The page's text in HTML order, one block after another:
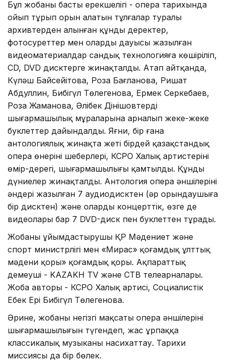
Бұл жобаның басты ерекшелігі - опера тарихында
ойып тұрып орын алатын тұлғалар туралы
архивтерден алынған құнды деректер,
фотосуреттер мен олардың дауысы жазылған
видеоматериалдар сандық технологияға көшіріліп,
CD, DVD дисктерге жинақталды. Атап айтқанда,
Күләш Байсейітова, Роза Бағланова, Ришат
Абдуллин, Бибігүл Төлегенова, Ермек Серкебаев,
Роза Жаманова, Әлібек Дінішовтердің
шығармашылық мұраларына арналып жеке-жеке
буклеттер дайындалды. Яғни, бір ғана
антологиялық жинақта жеті бірдей қазақстандық
опера өнерінің шеберлері, КСРО Халық артистерінің
өмір-дерегі, шығармашылығы қамтылды. Құнды
дүниелер жинақталды. Антология опера әншілерінің
әндері жазылған 7 аудиодисктен (әр орындаушыға
бір дисктен) және олардың концерттік, өзге де
видеолары бар 7 DVD-диск пен буклеттен тұрады.
Жобаны ұйымдастырушы ҚР Мәдениет және
спорт министрлігі мен «Мирас» қоғамдық ұлттық
мәдени қоры» қоғамдық қоры. Ақпараттық
демеуші - KAZAKH TV және СТВ телеарналары.
Жоба авторы - КСРО Халық артисі, Социалистік
Еңбек Ері Бибігүл Төлегенова.
Әрине, жобаның негізгі мақсаты опера әншілерінің
шығармашылығын түгендеп, жас ұрпаққа
классикалық музыканы насихаттау. Тарихи
миссиясы да бір бөлек.